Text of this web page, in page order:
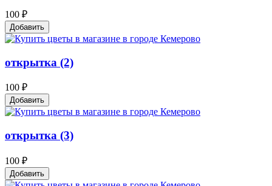
100 ₽
Добавить
открытка (2)
100 ₽
Добавить
открытка (3)
100 ₽
Добавить